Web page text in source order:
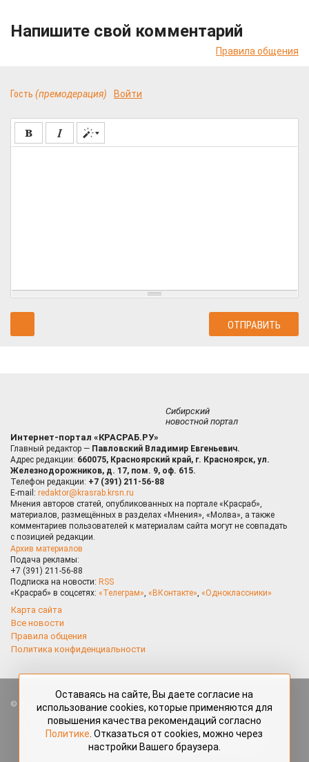
Напишите свой комментарий
Правила общения
Гость (премодерация) Войти
Сибирский
новостной портал
Интернет-портал «КРАСРАБ.РУ»
Главный редактор — Павловский Владимир Евгеньевич.
Адрес редакции: 660075, Красноярский край, г. Красноярск, ул.
Железнодорожников, д. 17, пом. 9, оф. 615.
Телефон редакции: +7 (391) 211-56-88
E-mail: redaktor@krasrab.krsn.ru
Мнения авторов статей, опубликованных на портале «Красраб»,
материалов, размещённых в разделах «Мнения», «Молва», а также
комментариев пользователей к материалам сайта могут не совпадать
с позицией редакции.
Архив материалов
Подача рекламы:
+7 (391) 211-56-88
Подписка на новости: RSS
«Красраб» в соцсетях: «Телеграм», «ВКонтакте», «Одноклассники»
Карта сайта
Все новости
Правила общения
Политика конфиденциальности
Все права защищены. Любые материалы, размещённые на портале
«Красраб.ру» сотрудниками редакции, нештатными авторами
и читателями, являются объектами авторского права. Полное или
частичное использование материалов, размещённых на портале
«Красраб.ру», допускается только с письменного согласия редакции
Оставаясь на сайте, Вы даете согласие на
использование cookies, которые применяются для
повышения качества рекомендаций согласно
Политике . Отказаться от cookies, можно через
настройки Вашего браузера.